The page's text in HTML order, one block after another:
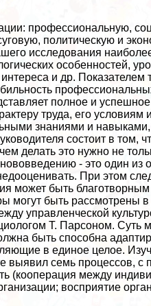
профессиональную,
политическую и
исследования
особенностей,
и др. Показателем
полное и
труда, его
знаниями и навыками,
состоит в том,
делать это нужно не
- это один
При этом
может быть
могут быть рассмотрены
управленческой
Т. Парсоном. Суть
быть способна
в единое целое.
выявил семь процессов, с
(кооперация между
восприятие